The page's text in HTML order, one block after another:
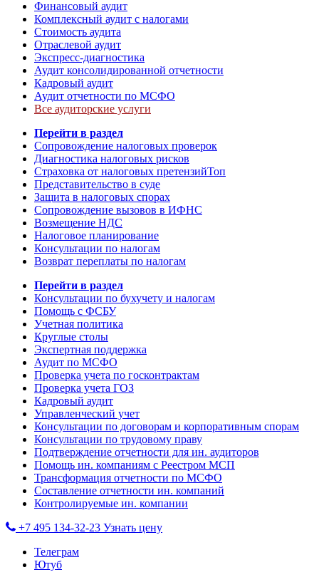
Финансовый аудит
Комплексный аудит с налогами
Стоимость аудита
Отраслевой аудит
Экспресс-диагностика
Аудит консолидированной отчетности
Кадровый аудит
Аудит отчетности по МСФО
Все аудиторские услуги
Перейти в раздел
Сопровождение налоговых проверок
Диагностика налоговых рисков
Страховка от налоговых претензийТоп
Представительство в суде
Защита в налоговых спорах
Сопровождение вызовов в ИФНС
Возмещение НДС
Налоговое планирование
Консультации по налогам
Возврат переплаты по налогам
Перейти в раздел
Консультации по бухучету и налогам
Помощь с ФСБУ
Учетная политика
Круглые столы
Экспертная поддержка
Аудит по МСФО
Проверка учета по госконтрактам
Проверка учета ГОЗ
Кадровый аудит
Управленческий учет
Консультации по договорам и корпоративным спорам
Консультации по трудовому праву
Подтверждение отчетности для ин. аудиторов
Помощь ин. компаниям с Реестром МСП
Трансформация отчетности по МСФО
Составление отчетности ин. компаний
Контролируемые ин. компании
+7 495 134-32-23 Узнать цену
Телеграм
Ютуб